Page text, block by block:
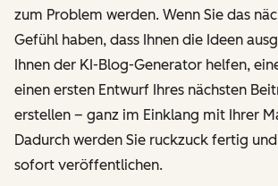
zum Problem werden. Wenn Sie das
Gefühl haben, dass Ihnen die Ideen
Ihnen der KI-Blog-Generator helfen,
einen ersten Entwurf Ihres nächsten
erstellen – ganz im Einklang mit Ihrer
Dadurch werden Sie ruckzuck fertig
sofort veröffentlichen.